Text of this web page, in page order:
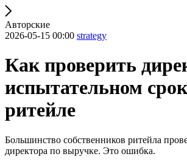
Авторские
2026-05-15 00:00 strategy
Как проверить
испытательном
ритейле
Большинство собственников ритейла
директора по выручке. Это ошибка.